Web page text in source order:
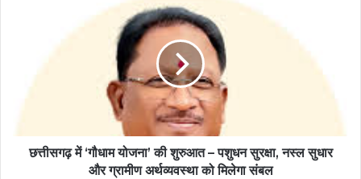
छत्तीसगढ़ में ‘गौधाम योजना’ की शुरुआत – पशुधन सुरक्षा, नस्ल सुधार
और ग्रामीण अर्थव्यवस्था को मिलेगा संबल